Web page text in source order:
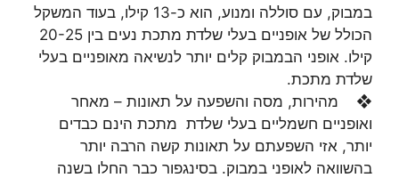
במבוק, עם סוללה ומנוע, הוא כ-13 קילו, בעוד המשקל
הכולל של אופניים בעלי שלדת מתכת נעים בין 20-25
קילו. אופני הבמבוק קלים יותר לנשיאה מאופניים בעלי
שלדת מתכת.
❖ מהירות, מסה והשפעה על תאונות – מאחר
ואופניים חשמליים בעלי שלדת מתכת הינם כבדים
יותר, אזי השפעתם על תאונות קשה הרבה יותר
בהשוואה לאופני במבוק. בסינגפור כבר החלו בשנה